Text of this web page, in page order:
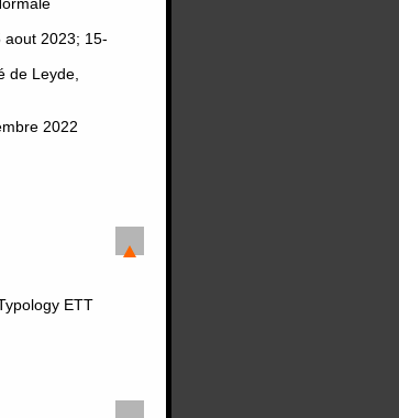
aout 2023; 15-
de Leyde,
2022
ETT